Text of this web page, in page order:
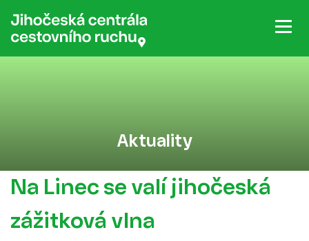
Aktuality
Na Linec se valí jihočeská
zážitková vlna